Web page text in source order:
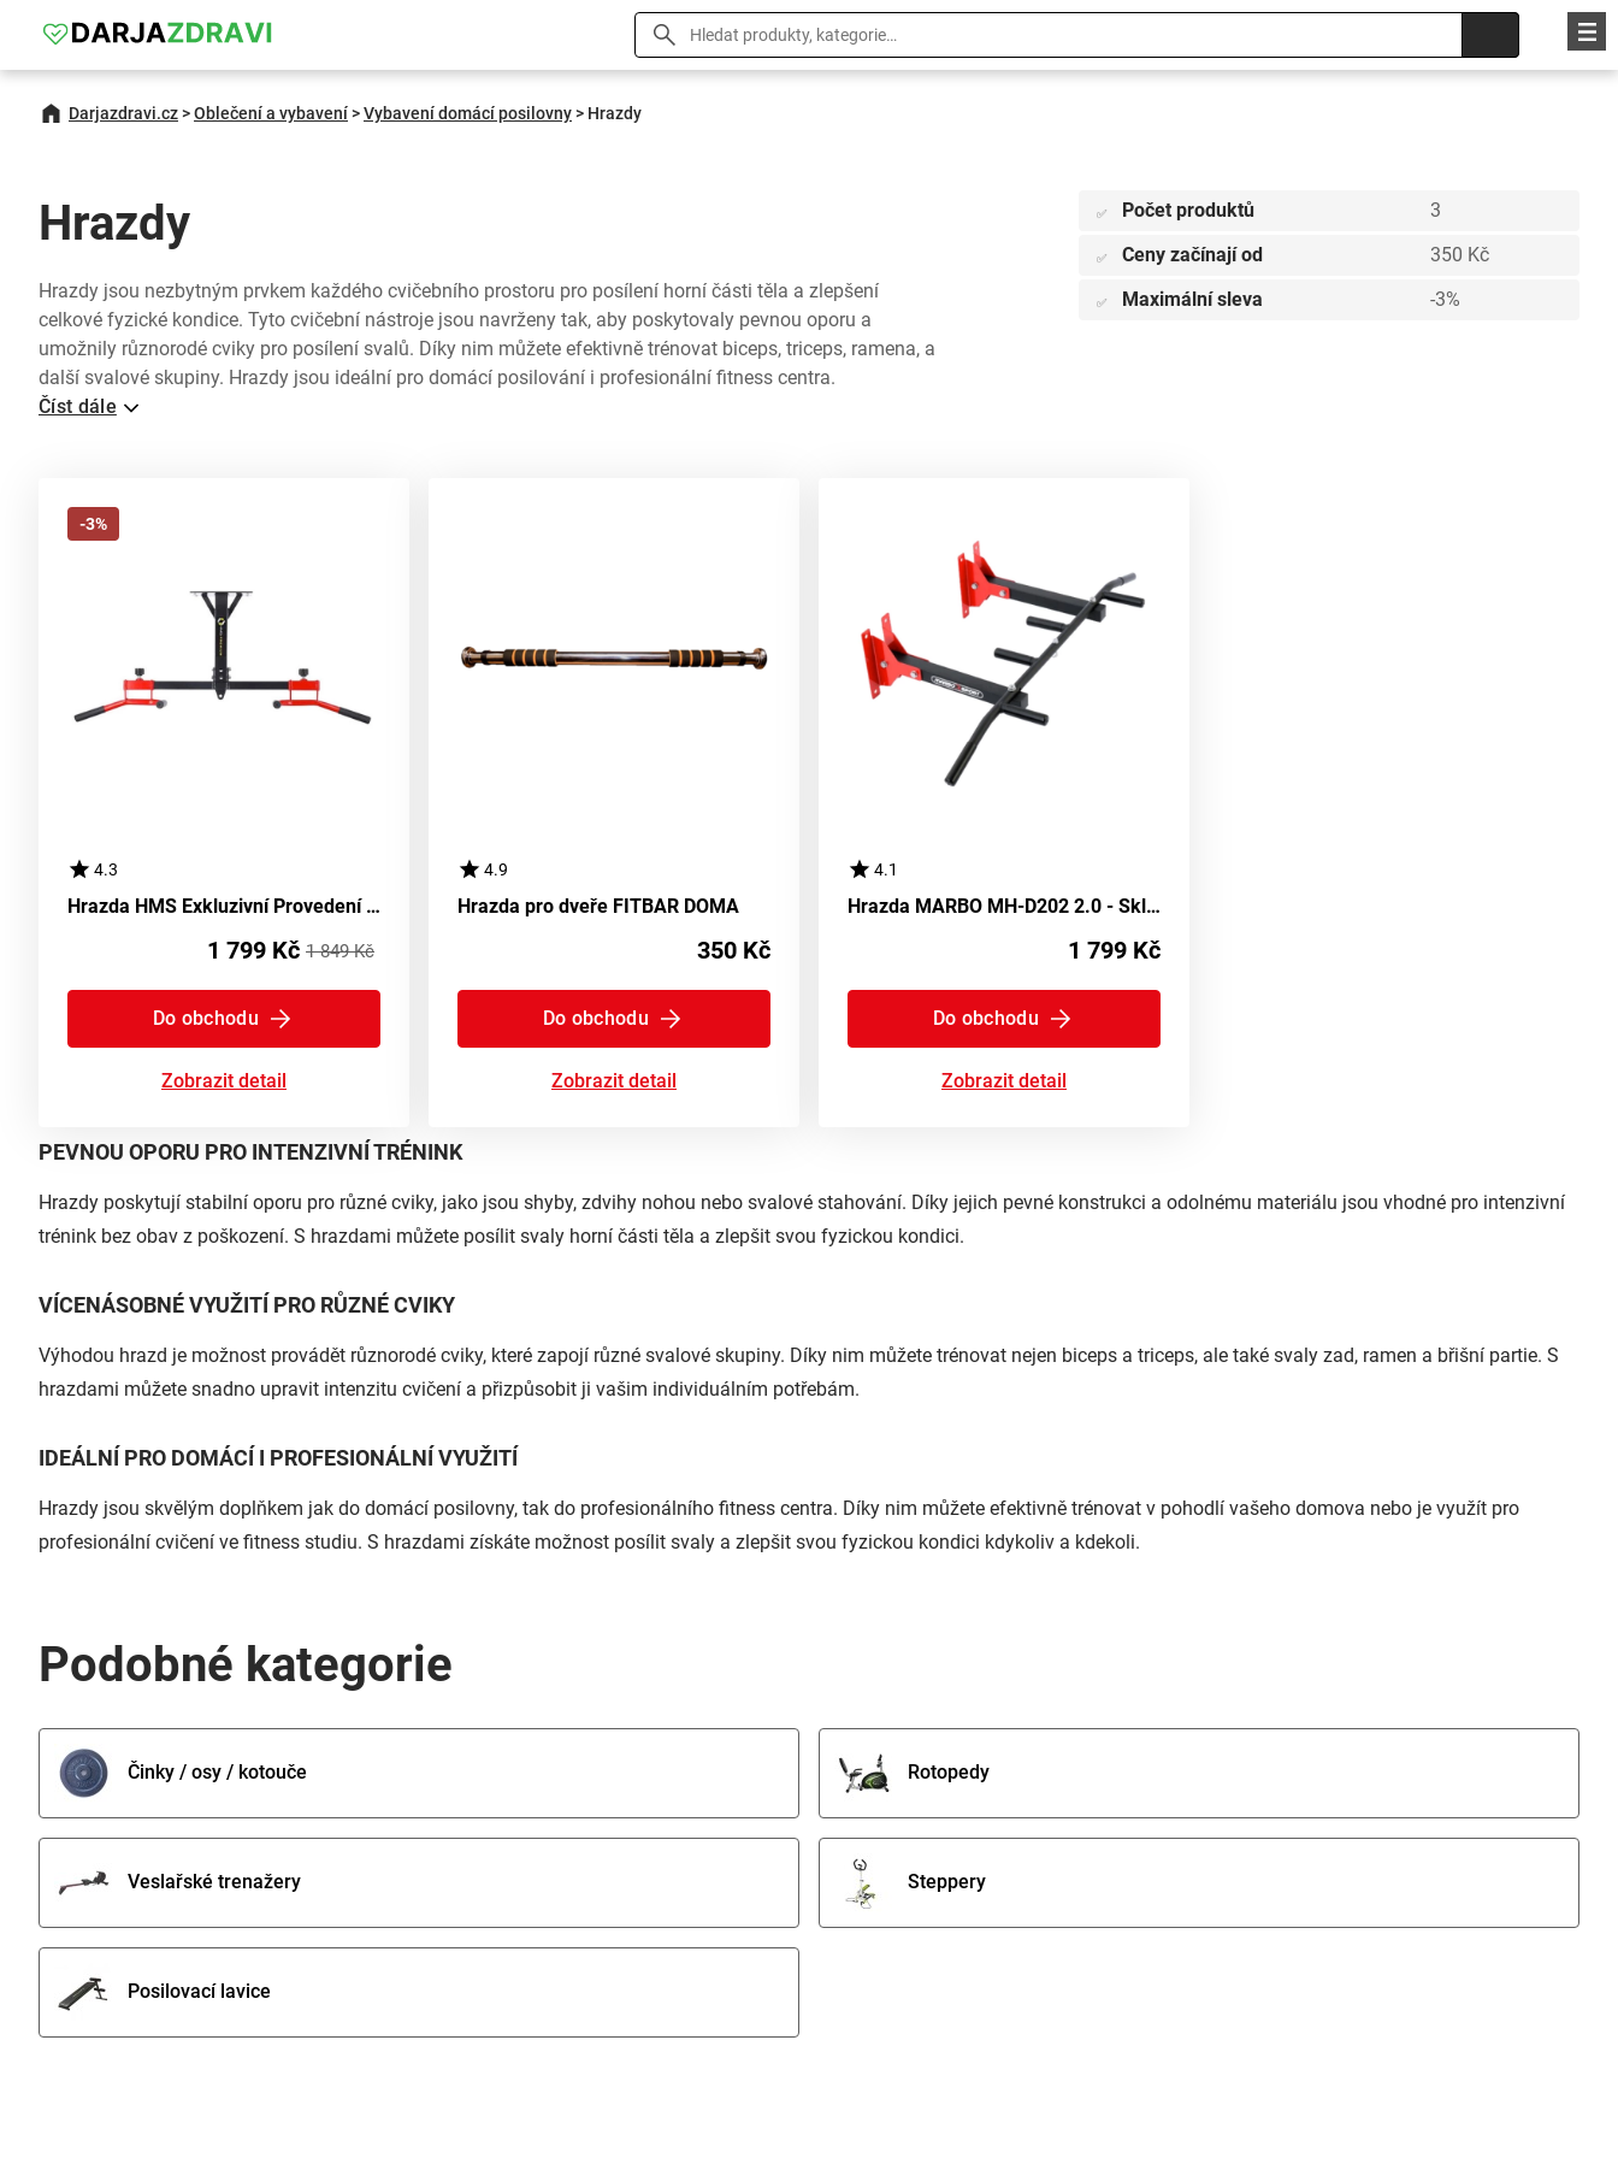
Darjazdravi.cz>Oblečení a vybavení>Vybavení domácí posilovny> Hrazdy
Hrazdy
Hrazdy jsou nezbytným prvkem každého cvičebního prostoru pro posílení horní části těla a zlepšení
celkové fyzické kondice. Tyto cvičební nástroje jsou navrženy tak, aby poskytovaly pevnou oporu a
umožnily různorodé cviky pro posílení svalů. Díky nim můžete efektivně trénovat biceps, triceps, ramena, a
další svalové skupiny. Hrazdy jsou ideální pro domácí posilování i profesionální fitness centra.
Číst dále
✅ Počet produktů 3
✅ Ceny začínají od 350 Kč
✅ Maximální sleva -3%
-3%
4.3
Hrazda HMS Exkluzivní Provedení DD10
1 799 Kč 1 849 Kč
Do obchodu
Zobrazit detail
4.9
Hrazda pro dveře FITBAR DOMA
350 Kč
Do obchodu
Zobrazit detail
4.1
Hrazda MARBO MH-D202 2.0 - Skluzavka pro Posilování
1 799 Kč
Do obchodu
Zobrazit detail
PEVNOU OPORU PRO INTENZIVNÍ TRÉNINK
Hrazdy poskytují stabilní oporu pro různé cviky, jako jsou shyby, zdvihy nohou nebo svalové stahování. Díky jejich pevné konstrukci a odolnému materiálu jsou vhodné pro intenzivní
trénink bez obav z poškození. S hrazdami můžete posílit svaly horní části těla a zlepšit svou fyzickou kondici.
VÍCENÁSOBNÉ VYUŽITÍ PRO RŮZNÉ CVIKY
Výhodou hrazd je možnost provádět různorodé cviky, které zapojí různé svalové skupiny. Díky nim můžete trénovat nejen biceps a triceps, ale také svaly zad, ramen a břišní partie. S
hrazdami můžete snadno upravit intenzitu cvičení a přizpůsobit ji vašim individuálním potřebám.
IDEÁLNÍ PRO DOMÁCÍ I PROFESIONÁLNÍ VYUŽITÍ
Hrazdy jsou skvělým doplňkem jak do domácí posilovny, tak do profesionálního fitness centra. Díky nim můžete efektivně trénovat v pohodlí vašeho domova nebo je využít pro
profesionální cvičení ve fitness studiu. S hrazdami získáte možnost posílit svaly a zlepšit svou fyzickou kondici kdykoliv a kdekoli.
Podobné kategorie
Činky / osy / kotouče Rotopedy
Veslařské trenažery Steppery
Posilovací lavice